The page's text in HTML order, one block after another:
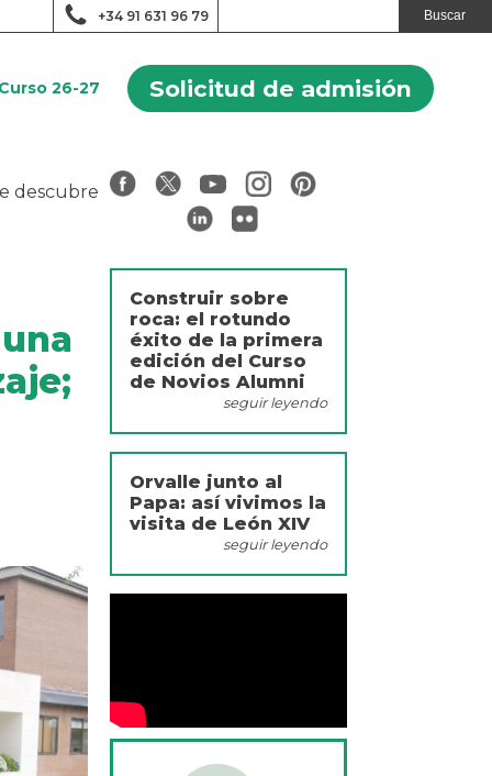
+34 91 631 96 79
26-27 Solicitud de admisión
descubre
Construir sobre
roca: el rotundo
éxito de la primera
edición del Curso
de Novios Alumni
seguir leyendo
Orvalle junto al
Papa: así vivimos la
visita de León XIV
seguir leyendo